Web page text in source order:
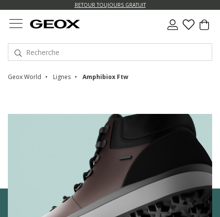
RETOUR TOUJOURS GRATUIT
Geox World Lignes Amphibiox Ftw